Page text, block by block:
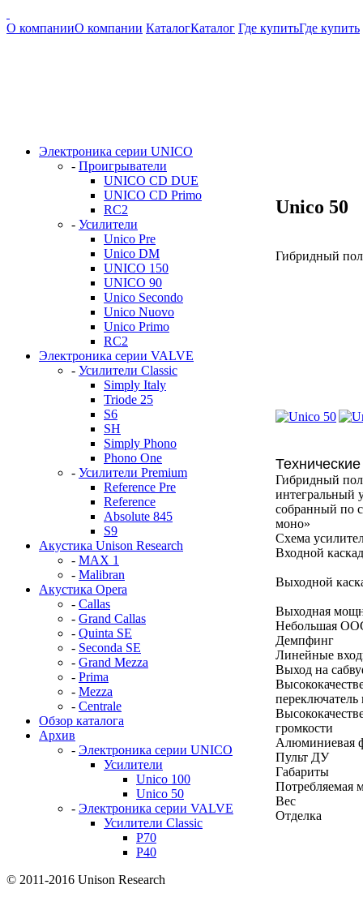
О компанииО компании КаталогКаталог Где купитьГде купить
Электроника серии UNICO
- Проигрыватели
UNICO CD DUE
UNICO CD Primo
RC2
- Усилители
Unico Pre
Unico DM
UNICO 150
UNICO 90
Unico Secondo
Unico Nuovo
Unico Primo
RC2
Электроника серии VALVE
- Усилители Classic
Simply Italy
Triode 25
S6
SH
Simply Phono
Phono One
- Усилители Premium
Reference Pre
Reference
Absolute 845
S9
Акустика Unison Research
- MAX 1
- Malibran
Акустика Opera
- Callas
- Grand Callas
- Quinta SE
- Seconda SE
- Grand Mezza
- Prima
- Mezza
- Centrale
Обзор каталога
Архив
- Электроника серии UNICO
Усилители
Unico 100
Unico 50
- Электроника серии VALVE
Усилители Classic
P70
P40
Unico 50
Гибридный
Гибридный
интегральный
собранный по
моно»
Схема
Входной каскад
Выходной
Выходная
Небольшая
Демпфинг
Линейные
Выход на
переключатель
громкости
Алюминиевая
Пульт ДУ
Габариты
Потребляемая
Вес
Отделка
© 2011-2016 Unison Research